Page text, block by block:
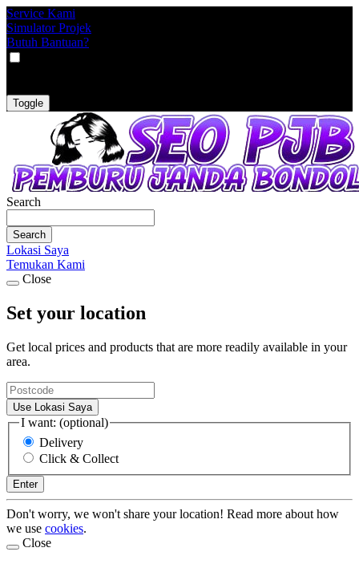
Service Kami
Simulator Projek
Butuh Bantuan?
Toggle
Search
Search
Lokasi Saya
Temukan Kami
Close
Set your location
Get local prices and products that are more readily available in your
area.
Use Lokasi Saya
I want: (optional)
Delivery
Click & Collect
Enter
Don't worry, we won't share your location! Read more about how
we use cookies.
Close